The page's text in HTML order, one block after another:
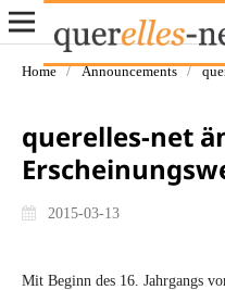
Home / Announcements /
querelles-net
2015-03-13
Mit Beginn des 16. Jahrgangs